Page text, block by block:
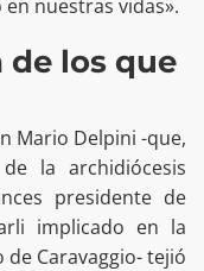
nuestras vidas».
de los que
Mario Delpini -que,
la archidiócesis
presidente de
implicado en la
Caravaggio- tejió